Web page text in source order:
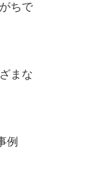
ちで
まな
例